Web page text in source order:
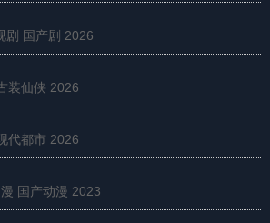
剧 国产剧 2026
装仙侠 2026
代都市 2026
国产动漫 2023